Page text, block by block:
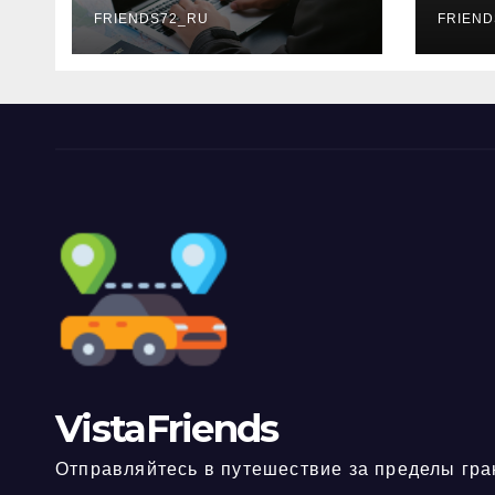
FRIENDS72_RU
VistaFriends
Отправляйтесь в путешествие за пределы